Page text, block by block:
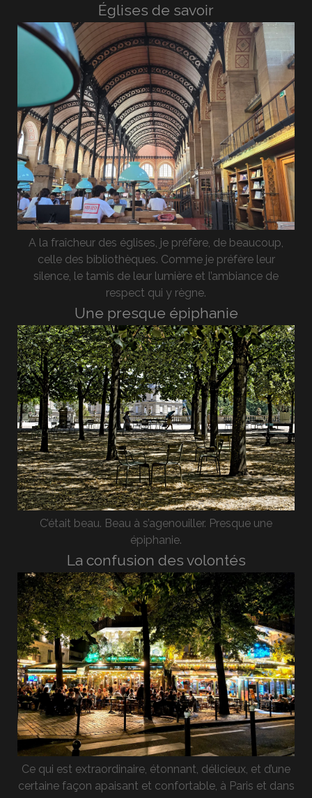
Églises de savoir
A la fraîcheur des églises, je préfère, de beaucoup,
celle des bibliothèques. Comme je préfère leur
silence, le tamis de leur lumière et l’ambiance de
respect qui y règne.
Une presque épiphanie
C’était beau. Beau à s’agenouiller. Presque une
épiphanie.
La confusion des volontés
Ce qui est extraordinaire, étonnant, délicieux, et d’une
certaine façon apaisant et confortable, à Paris et dans